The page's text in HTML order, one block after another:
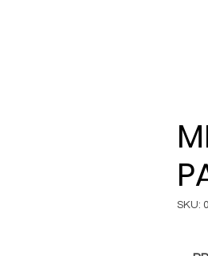
SKU: